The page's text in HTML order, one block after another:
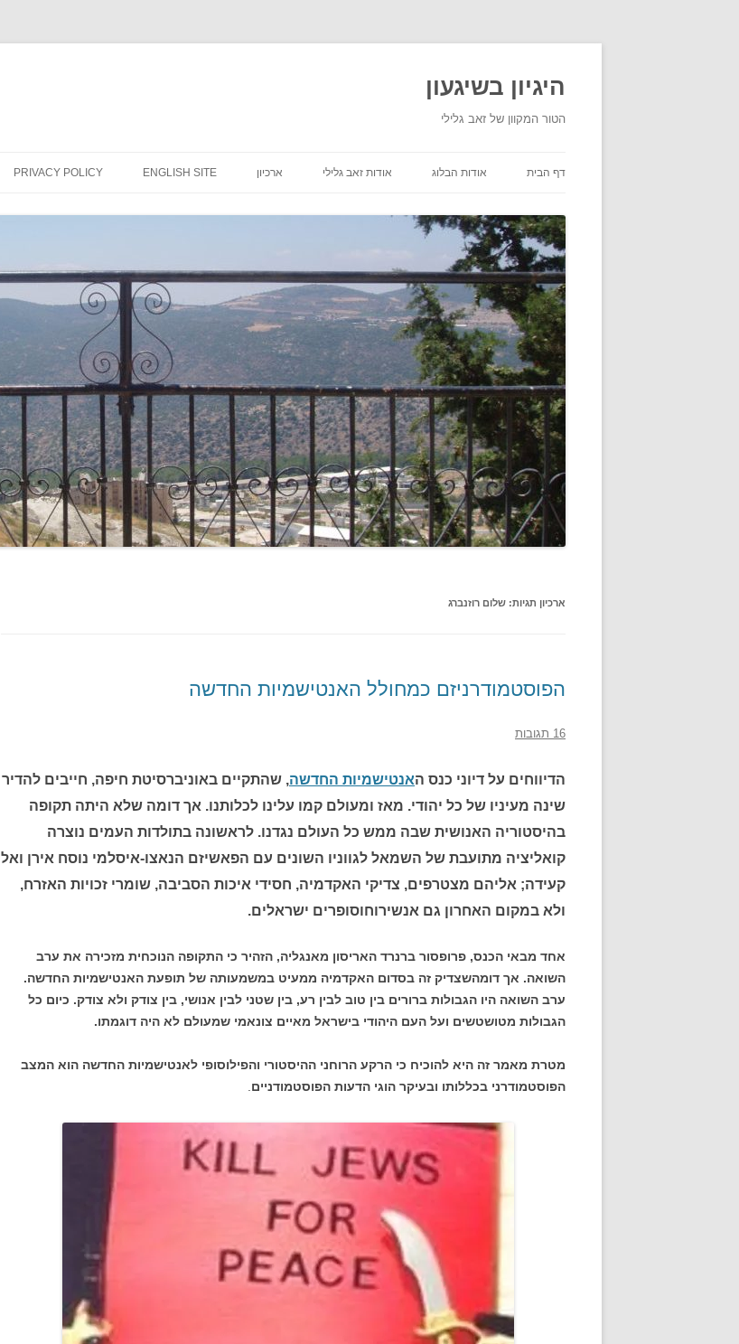
היגיון בשיגעון
הטור המקוון של זאב גלילי
דף הבית אודות הבלוג אודות זאב גלילי ארכיון ENGLISH SITE
PRIVACY POLICY
ארכיון תגיות: שלום רוזנברג
הפוסטמודרניזם כמחולל האנטישמיות החדשה
16 תגובות
הדיווחים על דיוני כנס האנטישמיות החדשה, שהתקיים באוניברסיטת חיפה, חייבים להדיר
שינה מעיניו של כל יהודי. מאז ומעולם קמו עלינו לכלותנו. אך דומה שלא היתה תקופה
בהיסטוריה האנושית שבה ממש כל העולם נגדנו. לראשונה בתולדות העמים נוצרה
קואליציה מתועבת של השמאל לגווניו השונים עם הפאשיזם הנאצו-איסלמי נוסח אירן ואל
קעידה; אליהם מצטרפים, צדיקי האקדמיה, חסידי איכות הסביבה, שומרי זכויות האזרח,
ולא במקום האחרון גם אנשירוחוסופרים ישראלים.
אחד מבאי הכנס, פרופסור ברנרד האריסון מאנגליה, הזהיר כי התקופה הנוכחית מזכירה את ערב
השואה. אך דומהשצדיק זה בסדום האקדמיה ממעיט במשמעותה של תופעת האנטישמיות החדשה.
ערב השואה היו הגבולות ברורים בין טוב לבין רע, בין שטני לבין אנושי, בין צודק ולא צודק. כיום כל
הגבולות מטושטשים ועל העם היהודי בישראל מאיים צונאמי שמעולם לא היה דוגמתו.
מטרת מאמר זה היא להוכיח כי הרקע הרוחני ההיסטורי והפילוסופי לאנטישמיות החדשה הוא המצב
הפוסטמודרני בכללותו ובעיקר הוגי הדעות הפוסטמודניים